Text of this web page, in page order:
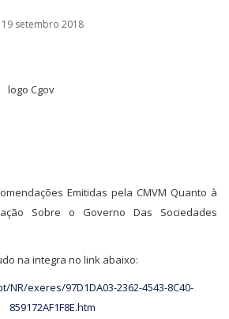
19 setembro 2018
Emitidas pela CMVM Quanto à
Sobre o Governo Das Sociedades
na integra no link abaixo:
NR/exeres/97D1DA03-2362-4543-8C40-
859172AF1F8E.htm